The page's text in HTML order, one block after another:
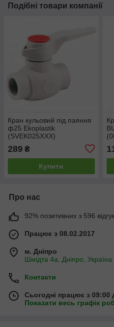
Подібні товари компанії
Кран кульовий під паяння
ф25 Ekoplastik
(SVEK025XXX)
289 ₴
Купити
Про нас
92% позитивних з 596
Працює з 08.02.2017
м. Дніпро
Шмідта 4а, Дніпро, Україна
Контакти
Сьогодні працює з 09:00
Показати весь графік